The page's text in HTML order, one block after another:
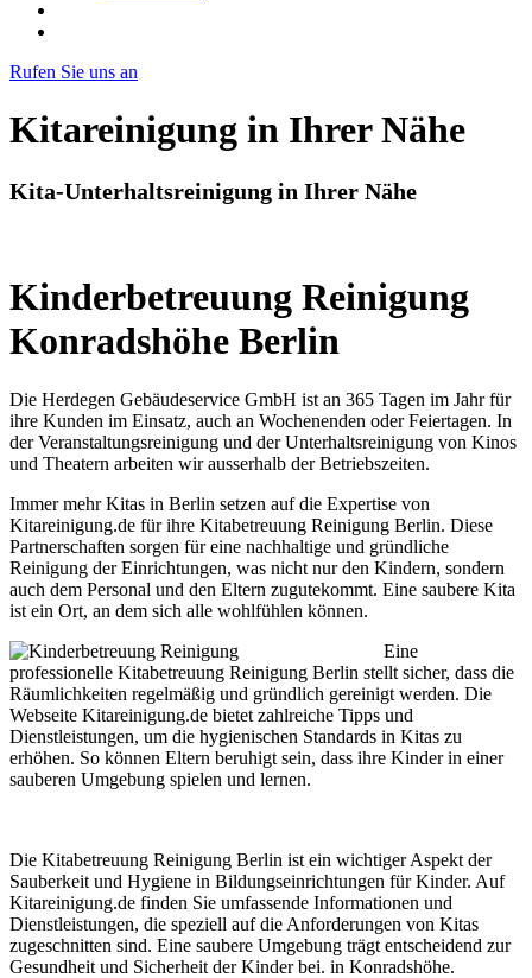
Rufen Sie uns an
Kitareinigung in Ihrer Nähe
Kita-Unterhaltsreinigung in Ihrer Nähe
Kinderbetreuung Reinigung
Konradshöhe Berlin
Die Herdegen Gebäudeservice GmbH ist an 365 Tagen im Jahr für
ihre Kunden im Einsatz, auch an Wochenenden oder Feiertagen. In
der Veranstaltungsreinigung und der Unterhaltsreinigung von Kinos
und Theatern arbeiten wir ausserhalb der Betriebszeiten.
Immer mehr Kitas in Berlin setzen auf die Expertise von
Kitareinigung.de für ihre Kitabetreuung Reinigung Berlin. Diese
Partnerschaften sorgen für eine nachhaltige und gründliche
Reinigung der Einrichtungen, was nicht nur den Kindern, sondern
auch dem Personal und den Eltern zugutekommt. Eine saubere Kita
ist ein Ort, an dem sich alle wohlfühlen können.
Eine
professionelle Kitabetreuung Reinigung Berlin stellt sicher, dass die
Räumlichkeiten regelmäßig und gründlich gereinigt werden. Die
Webseite Kitareinigung.de bietet zahlreiche Tipps und
Dienstleistungen, um die hygienischen Standards in Kitas zu
erhöhen. So können Eltern beruhigt sein, dass ihre Kinder in einer
sauberen Umgebung spielen und lernen.
Die Kitabetreuung Reinigung Berlin ist ein wichtiger Aspekt der
Sauberkeit und Hygiene in Bildungseinrichtungen für Kinder. Auf
Kitareinigung.de finden Sie umfassende Informationen und
Dienstleistungen, die speziell auf die Anforderungen von Kitas
zugeschnitten sind. Eine saubere Umgebung trägt entscheidend zur
Gesundheit und Sicherheit der Kinder bei. in Konradshöhe.